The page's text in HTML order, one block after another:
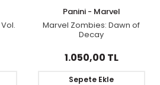
Panini - Marvel
Marvel Zombies: Dawn of
Decay
1.050,00 TL
Sepete Ekle